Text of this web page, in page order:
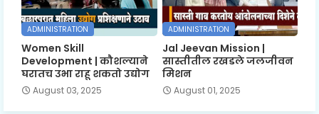
ADMINISTRATION
Women Skill
Development | कौशल्याने
घरातच उभा राहू शकतो उद्योग
August 03, 2025
ADMINISTRATION
Jal Jeevan Mission |
सास्तीतील रखडले जलजीवन
मिशन
August 01, 2025